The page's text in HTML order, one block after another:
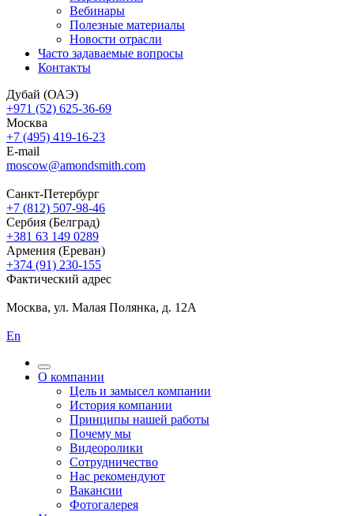
Вебинары
Полезные материалы
Новости отрасли
Часто задаваемые вопросы
Контакты
Дубай (ОАЭ)
+971 (52) 625-36-69
Москва
+7 (495) 419-16-23
E-mail
moscow@amondsmith.com
Санкт-Петербург
+7 (812) 507-98-46
Сербия (Белград)
+381 63 149 0289
Армения (Ереван)
+374 (91) 230-155
Фактический адрес
Москва, ул. Малая Полянка, д. 12А
En
О компании
Цель и замысел компании
История компании
Принципы нашей работы
Почему мы
Видеоролики
Сотрудничество
Нас рекомендуют
Вакансии
Фотогалерея